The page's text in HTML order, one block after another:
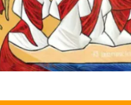
un don
de Nazareth